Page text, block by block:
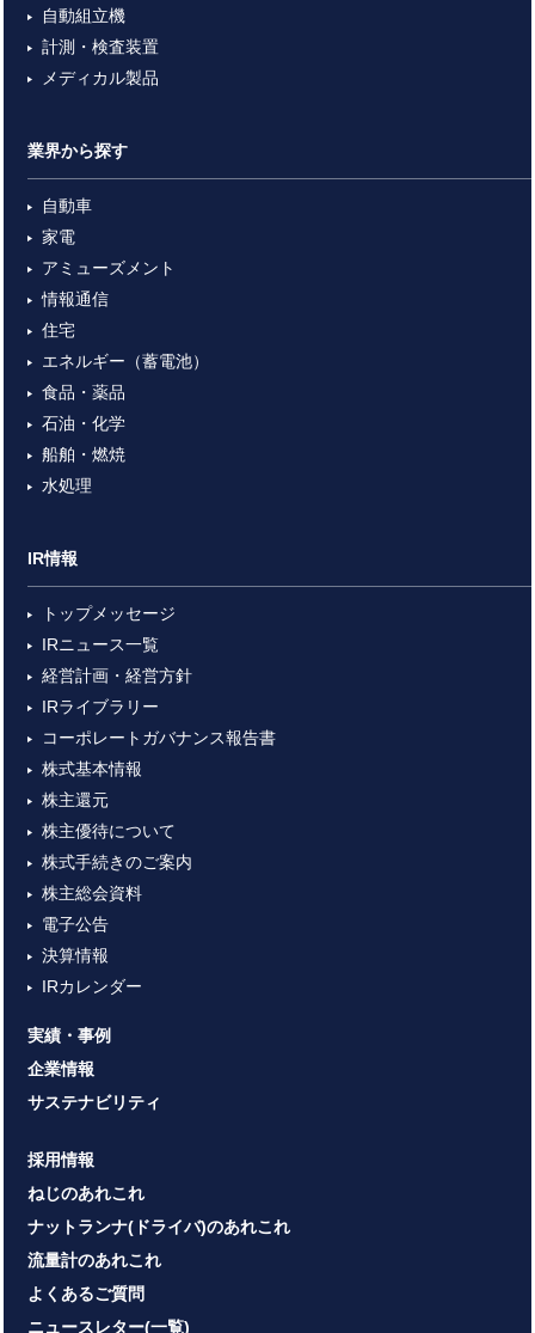
自動組立機
計測・検査装置
メディカル製品
業界から探す
自動車
家電
アミューズメント
情報通信
住宅
エネルギー（蓄電池）
食品・薬品
石油・化学
船舶・燃焼
水処理
IR情報
トップメッセージ
IRニュース一覧
経営計画・経営方針
IRライブラリー
コーポレートガバナンス報告書
株式基本情報
株主還元
株主優待について
株式手続きのご案内
株主総会資料
電子公告
決算情報
IRカレンダー
実績・事例
企業情報
サステナビリティ
採用情報
ねじのあれこれ
ナットランナ(ドライバ)のあれこれ
流量計のあれこれ
よくあるご質問
ニュースレター(一覧)